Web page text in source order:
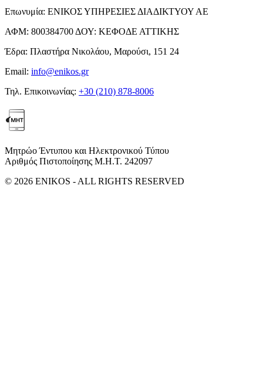
Επωνυμία: ΕΝΙΚΟΣ ΥΠΗΡΕΣΙΕΣ ΔΙΑΔΙΚΤΥΟΥ ΑΕ
ΑΦΜ: 800384700ΔΟΥ: ΚΕΦΟΔΕ ΑΤΤΙΚΗΣ
Έδρα: Πλαστήρα Νικολάου, Μαρούσι, 151 24
Email: info@enikos.gr
Τηλ. Επικοινωνίας: +30 (210) 878-8006
Μητρώο Έντυπου και Ηλεκτρονικού Τύπου
Αριθμός Πιστοποίησης Μ.Η.Τ. 242097
© 2026 ENIKOS - ALL RIGHTS RESERVED